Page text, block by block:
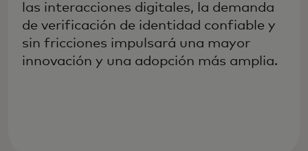
las interacciones digitales, la demanda
de verificación de identidad confiable y
sin fricciones impulsará una mayor
innovación y una adopción más amplia.